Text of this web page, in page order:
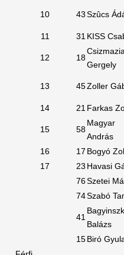
10 43Szûcs
11 31 KISS
12 18
Csizmazia
Gergely
13 45Zoller
14 21 Farkas
15 58
Magyar
András
16 17 Bogyó
17
23 Havasi
76Szetei
74Szabó
41
Balázs
15Biró